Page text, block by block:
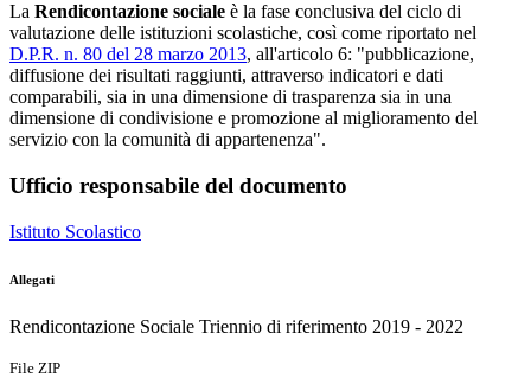
La Rendicontazione sociale è la fase conclusiva del ciclo di
valutazione delle istituzioni scolastiche, così come riportato nel
D.P.R. n. 80 del 28 marzo 2013, all'articolo 6: "pubblicazione,
diffusione dei risultati raggiunti, attraverso indicatori e dati
comparabili, sia in una dimensione di trasparenza sia in una
dimensione di condivisione e promozione al miglioramento del
servizio con la comunità di appartenenza".
Ufficio responsabile del documento
Istituto Scolastico
Allegati
Rendicontazione Sociale Triennio di riferimento 2019 - 2022
File ZIP